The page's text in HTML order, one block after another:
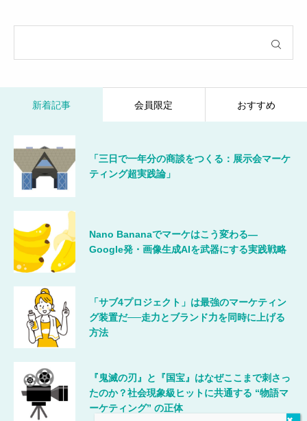
新着記事 会員限定 おすすめ
「三日で一年分の商談をつくる：展示会マーケ
ティング超実践論」
Nano Bananaでマーケはこう変わる―
Google発・画像生成AIを武器にする実践戦略
「サブ4プロジェクト」は最強のマーケティン
グ装置だ──走力とブランド力を同時に上げる
方法
『鬼滅の刃』と『国宝』はなぜここまで刺さっ
たのか？社会現象級ヒットに共通する “物語マ
ーケティング” の正体